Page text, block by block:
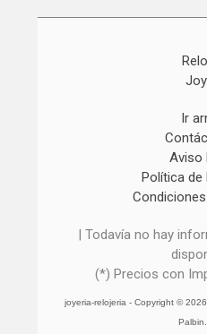
Ir
Aviso
Política de
| Todavía no hay
(*) Precios con
joyeria-relojeria - Copyright ©